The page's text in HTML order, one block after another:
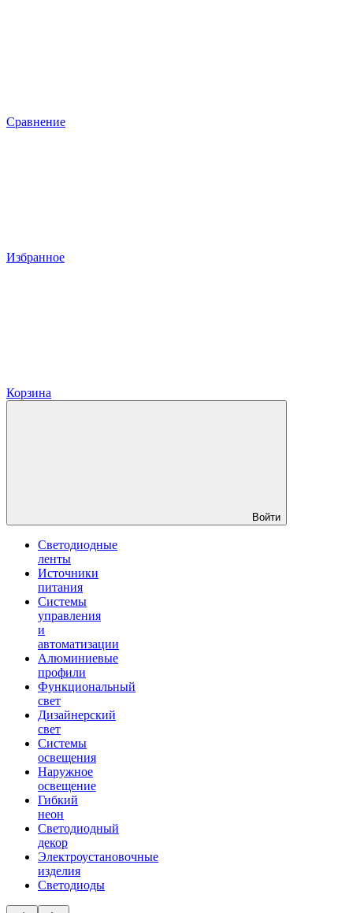
Сравнение
Избранное
Корзина
Войти
Светодиодные
ленты
Источники
питания
Системы
управления
и
автоматизации
Алюминиевые
профили
Функциональный
свет
Дизайнерский
свет
Системы
освещения
Наружное
освещение
Гибкий
неон
Светодиодный
декор
Электроустановочные
изделия
Светодиоды